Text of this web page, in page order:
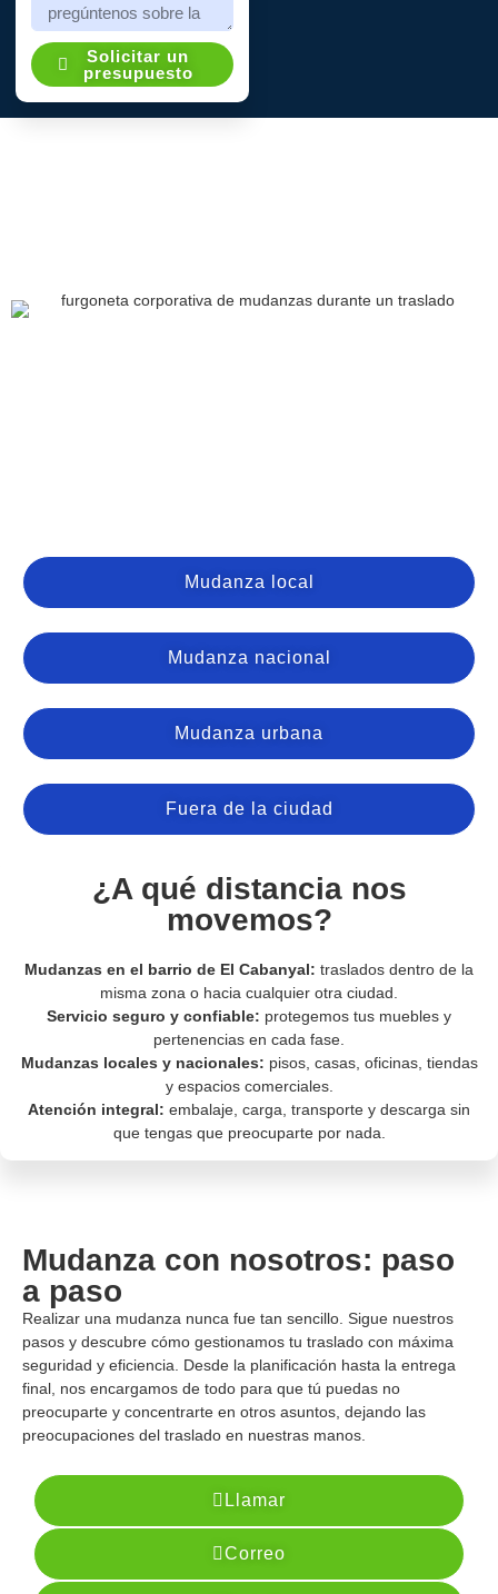
Solicitar un
presupuesto
Mudanza local
Mudanza nacional
Mudanza urbana
Fuera de la ciudad
¿A qué distancia nos
movemos?
Mudanzas en el barrio de El Cabanyal: traslados dentro de la
misma zona o hacia cualquier otra ciudad.
Servicio seguro y confiable: protegemos tus muebles y
pertenencias en cada fase.
Mudanzas locales y nacionales: pisos, casas, oficinas, tiendas
y espacios comerciales.
Atención integral: embalaje, carga, transporte y descarga sin
que tengas que preocuparte por nada.
Mudanza con nosotros: paso
a paso
Realizar una mudanza nunca fue tan sencillo. Sigue nuestros
pasos y descubre cómo gestionamos tu traslado con máxima
seguridad y eficiencia. Desde la planificación hasta la entrega
final, nos encargamos de todo para que tú puedas no
preocuparte y concentrarte en otros asuntos, dejando las
preocupaciones del traslado en nuestras manos.
Llamar
Correo